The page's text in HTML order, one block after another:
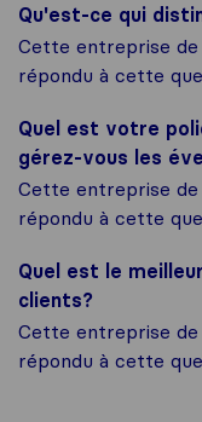
Qu'est-ce qui
Cette entreprise de
répondu à cette
Quel est votre
gérez-vous les
Cette entreprise de
répondu à cette
Quel est le
clients?
Cette entreprise de
répondu à cette